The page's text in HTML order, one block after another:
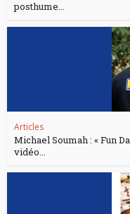
posthume...
Articles
Michael Soumah : « Fun
vidéo...